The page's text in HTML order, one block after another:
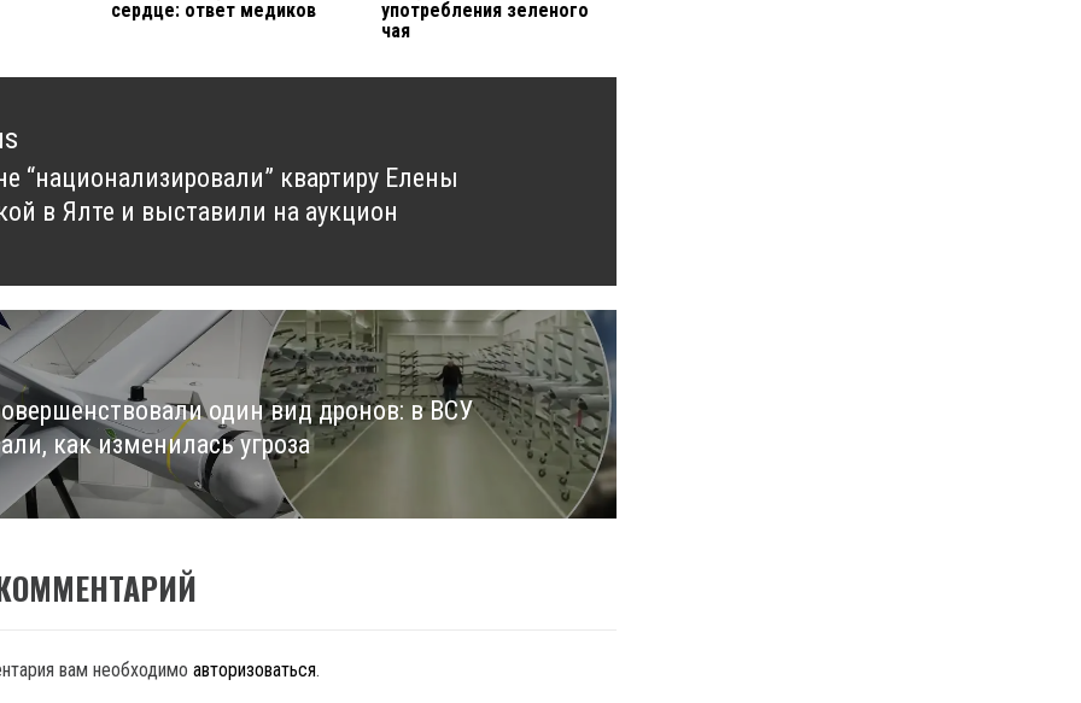
сердце: ответ медиков
употребления зеленого
чая
“национализировали” квартиру Елены
в Ялте и выставили на аукцион
один вид дронов: в ВСУ
как изменилась угроза
вам необходимо авторизоваться.